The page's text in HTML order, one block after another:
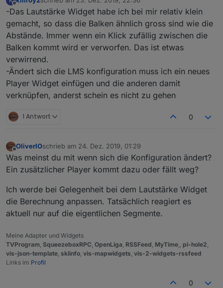
Offline zuletzt editiert von
-Das Lautstärke Widget habe ich bei mir relativ klein
gemacht, so dass die Balken ähnlich gross sind wie die
Abstände. Immer wenn ein Klick zufällig zwischen die
Balken kommt wird er verworfen. Das ist etwas
verwirrend.
-Ändert sich die LMS konfiguration muss ich ein neues
Player Widget einfügen und die anderen damit
verknüpfen, anderst schein es nicht zu gehen
1 Antwort 0
OliverIOschrieb am 24. Dez. 2019, 01:29
zuletzt editiert von
Was meinst du mit wenn sich die Konfiguration ändert?
Ein zusätzlicher Player kommt dazu oder fällt weg?
Ich werde bei Gelegenheit bei dem Lautstärke Widget
die Berechnung anpassen. Tatsächlich reagiert es
aktuell nur auf die eigentlichen Segmente.
Meine Adapter und Widgets
TVProgram, SqueezeboxRPC, OpenLiga, RSSFeed, MyTime,, pi-hole2,
vis-json-template, skiinfo, vis-mapwidgets, vis-2-widgets-rssfeed
Links im Profil
0